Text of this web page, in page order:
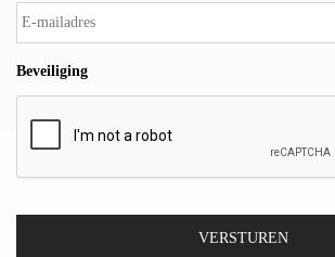
Beveiliging